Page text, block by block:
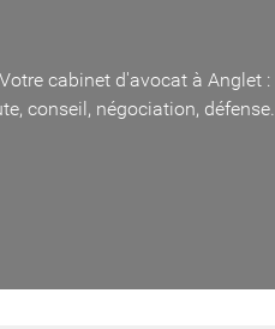
Votre cabinet d'avocat à Anglet :
conseil, négociation, défense.